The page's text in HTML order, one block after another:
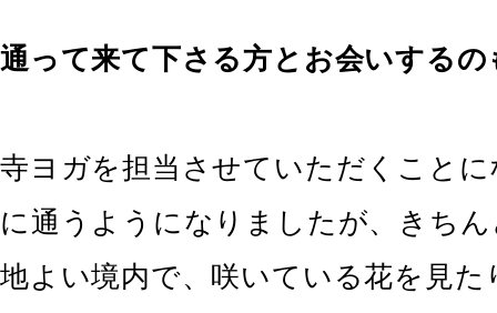
通って来て下さる方とお会いするの
寺ヨガを担当させていただくこと
に通うようになりましたが、きち
地よい境内で、咲いている花を見